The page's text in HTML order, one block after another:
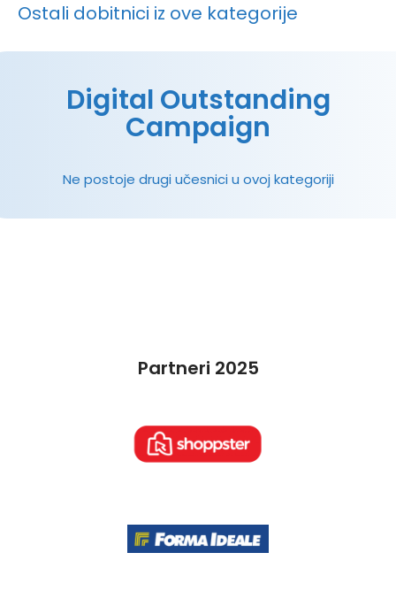
Ostali dobitnici iz ove kategorije
Digital Outstanding
Campaign
Ne postoje drugi učesnici u ovoj kategoriji
Partneri 2025